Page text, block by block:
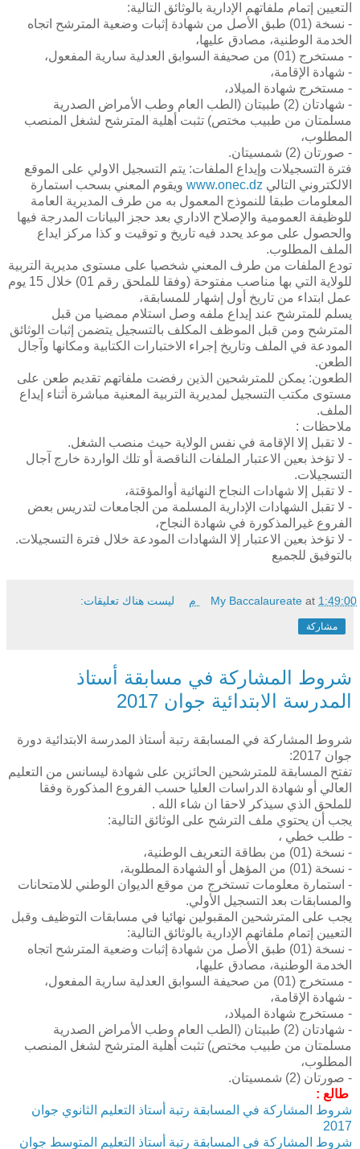
التعيين إتمام ملفاتهم الإدارية بالوثائق التالية:
- نسخة (01) طبق الأصل من شهادة إثبات وضعية المترشح اتجاه
الخدمة الوطنية، مصادق عليها،
- مستخرج (01) من صحيفة السوابق العدلية سارية المفعول،
- شهادة الإقامة،
- مستخرج شهادة الميلاد،
- شهادتان (2) طبيتان (الطب العام وطب الأمراض الصدرية
مسلمتان من طبيب مختص) تثبت أهلية المترشح لشغل المنصب
المطلوب،
- صورتان (2) شمسيتان.
فترة التسجيلات وإيداع الملفات: يتم التسجيل الاولي على الموقع
الالكتروني التالي www.onec.dz ويقوم المعني بسحب استمارة
المعلومات طبقا للنموذج المعمول به من طرف المديرية العامة
للوظيفة العمومية والإصلاح الاداري بعد حجز البيانات المدرجة فيها
والحصول على موعد يحدد فيه تاريخ و توقيت و كذا مركز ايداع
الملف المطلوب.
تودع الملفات من طرف المعني شخصيا على مستوى مديرية التربية
للولاية التي بها مناصب مفتوحة (وفقا للملحق رقم 01) خلال 15 يوم
عمل ابتداء من تاريخ أول إشهار للمسابقة،
يسلم للمترشح عند إيداع ملفه وصل استلام ممضيا من قبل
المترشح ومن قبل الموظف المكلف بالتسجيل يتضمن إثبات الوثائق
المودعة في الملف وتاريخ إجراء الاختبارات الكتابية ومكانها وآجال
الطعن.
الطعون: يمكن للمترشحين الذين رفضت ملفاتهم تقديم طعن على
مستوى مكتب التسجيل لمديرية التربية المعنية مباشرة أثناء إيداع
الملف.
ملاحظات :
- لا تقبل إلا الإقامة في نفس الولاية حيث منصب الشغل.
- لا تؤخذ بعين الاعتبار الملفات الناقصة أو تلك الواردة خارج آجال
التسجيلات.
- لا تقبل إلا شهادات النجاح النهائية أوالمؤقتة،
- لا تقبل الشهادات الإدارية المسلمة من الجامعات لتدريس بعض
الفروع غيرالمذكورة في شهادة النجاح،
- لا تؤخذ بعين الاعتبار إلا الشهادات المودعة خلال فترة التسجيلات.
بالتوفيق للجميع
My Baccalaureateat 1:49:00 م ليست هناك تعليقات:
مشاركة
شروط المشاركة في مسابقة أستاذ
المدرسة الابتدائية جوان 2017
شروط المشاركة في المسابقة رتبة أستاذ المدرسة الابتدائية دورة
جوان 2017:
تفتح المسابقة للمترشحين الحائزين على شهادة ليسانس من التعليم
العالي أو شهادة الدراسات العليا حسب الفروع المذكورة وفقا
للملحق الذي سيذكر لاحقا ان شاء الله .
يجب أن يحتوي ملف الترشح على الوثائق التالية:
- طلب خطي ،
- نسخة (01) من بطاقة التعريف الوطنية،
- نسخة (01) من المؤهل أو الشهادة المطلوبة،
- استمارة معلومات تستخرج من موقع الديوان الوطني للامتحانات
والمسابقات بعد التسجيل الأولي.
يجب على المترشحين المقبولين نهائيا في مسابقات التوظيف وقبل
التعيين إتمام ملفاتهم الإدارية بالوثائق التالية:
- نسخة (01) طبق الأصل من شهادة إثبات وضعية المترشح اتجاه
الخدمة الوطنية، مصادق عليها،
- مستخرج (01) من صحيفة السوابق العدلية سارية المفعول،
- شهادة الإقامة،
- مستخرج شهادة الميلاد،
- شهادتان (2) طبيتان (الطب العام وطب الأمراض الصدرية
مسلمتان من طبيب مختص) تثبت أهلية المترشح لشغل المنصب
المطلوب،
- صورتان (2) شمسيتان.
طالع :
شروط المشاركة في المسابقة رتبة أستاذ التعليم الثانوي جوان
2017
شروط المشاركة في المسابقة رتبة أستاذ التعليم المتوسط جوان